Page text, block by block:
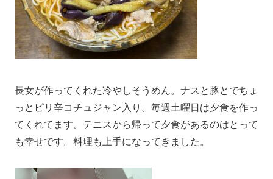
長女が作ってくれた冷やしそうめん。ナスと豚とでちょ
っとピリ辛コチュジャン入り。毎週土曜日は夕食を作っ
てくれてます。テニスから帰って夕食があるのはとって
も幸せです。料理も上手になってきました。